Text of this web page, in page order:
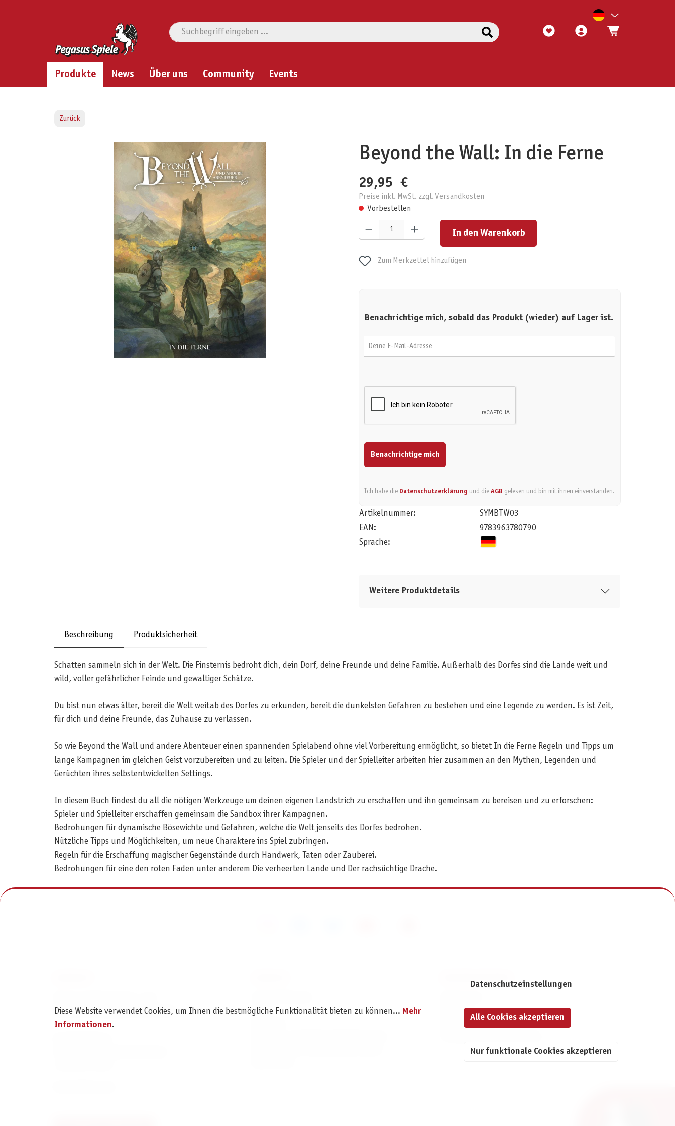
Produkte News Über uns Community Events
Zurück
Beyond the Wall: In die Ferne
29,95 €
Preise inkl. MwSt. zzgl. Versandkosten
Vorbestellen
Produkt Anzahl: Gib den gewünschten Wert ein oder benutze die Schaltflächen um die Anzahl zu erhöhen oder zu reduzieren.
In den Warenkorb
Zum Merkzettel hinzufügen
Benachrichtige mich, sobald das Produkt (wieder) auf Lager ist.
Benachrichtige mich
Ich habe die Datenschutzerklärung und dieAGB gelesen und bin mit ihnen einverstanden.
Artikelnummer:
SYMBTW03
EAN:
9783963780790
Sprache:
Weitere Produktdetails
Beschreibung Produktsicherheit
Schatten sammeln sich in der Welt. Die Finsternis bedroht dich, dein Dorf, deine Freunde und deine Familie. Außerhalb des Dorfes sind die Lande weit und
wild, voller gefährlicher Feinde und gewaltiger Schätze.
Du bist nun etwas älter, bereit die Welt weitab des Dorfes zu erkunden, bereit die dunkelsten Gefahren zu bestehen und eine Legende zu werden. Es ist Zeit,
für dich und deine Freunde, das Zuhause zu verlassen.
So wie Beyond the Wall und andere Abenteuer einen spannenden Spielabend ohne viel Vorbereitung ermöglicht, so bietet In die Ferne Regeln und Tipps um
lange Kampagnen im gleichen Geist vorzubereiten und zu leiten. Die Spieler und der Spielleiter arbeiten hier zusammen an den Mythen, Legenden und
Gerüchten ihres selbstentwickelten Settings.
In diesem Buch findest du all die nötigen Werkzeuge um deinen eigenen Landstrich zu erschaffen und ihn gemeinsam zu bereisen und zu erforschen:
Spieler und Spielleiter erschaffen gemeinsam die Sandbox ihrer Kampagnen.
Bedrohungen für dynamische Bösewichte und Gefahren, welche die Welt jenseits des Dorfes bedrohen.
Nützliche Tipps und Möglichkeiten, um neue Charaktere ins Spiel zubringen.
Regeln für die Erschaffung magischer Gegenstände durch Handwerk, Taten oder Zauberei.
Bedrohungen für eine den roten Faden unter anderem Die verheerten Lande und Der rachsüchtige Drache.
Medienvertriebsgesellschaft mbH
AGB
INFORMATIONEN
Kontakt
Datenschutz
Diese Website verwendet Cookies, um Ihnen die bestmögliche Funktionalität bieten zu können... Mehr
Informationen.
Datenschutzeinstellungen
Nur funktionale Cookies akzeptieren
Alle Cookies akzeptieren